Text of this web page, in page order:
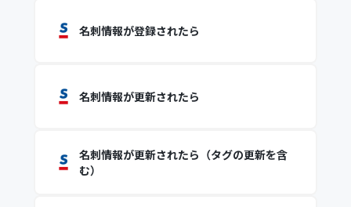
名刺情報が登録されたら
名刺情報が更新されたら
名刺情報が更新されたら（タグの更新を含
む）